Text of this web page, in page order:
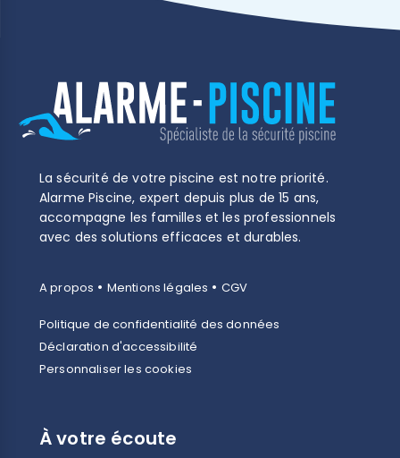
La sécurité de votre piscine est notre priorité.
Alarme Piscine, expert depuis plus de 15 ans,
accompagne les familles et les professionnels
avec des solutions efficaces et durables.
A propos • Mentions légales • CGV
Politique de confidentialité des données
Déclaration d'accessibilité
Personnaliser les cookies
À votre écoute